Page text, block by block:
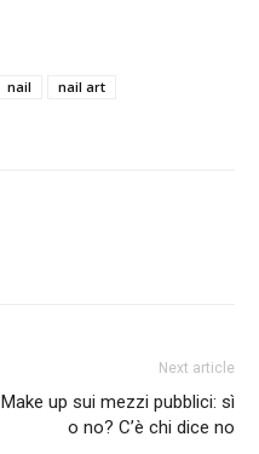
nail
nail art
Next article
Make up sui mezzi pubblici: sì
o no? C’è chi dice no